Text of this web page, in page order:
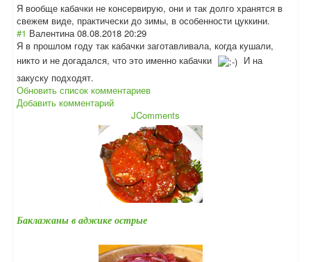
Я вообще кабачки не консервирую, они и так долго хранятся в
свежем виде, практически до зимы, в особенности цуккини.
#1 Валентина 08.08.2018 20:29
Я в прошлом году так кабачки заготавливала, когда кушали,
никто и не догадался, что это именно кабачки
И на
закуску подходят.
Обновить список комментариев
Добавить комментарий
JComments
Баклажаны в аджике острые